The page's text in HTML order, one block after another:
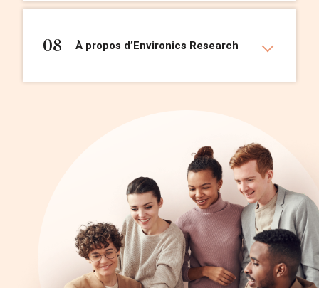
08 À propos d’Environics Research